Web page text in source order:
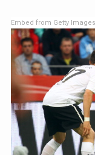
Embed from Getty Images